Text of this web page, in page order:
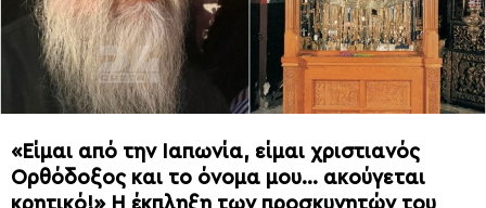
«Είμαι από την Ιαπωνία, είμαι χριστιανός
Ορθόδοξος και το όνομα μου… ακούγεται